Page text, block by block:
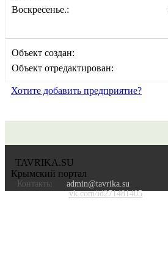
Воскресенье.:
Объект создан:
Объект отредактирован:
Хотите добавить предприятие?
TAVRIKA.SU
Крымский портал
Контакты
admin@tavrika.su
vk.com/id271481405